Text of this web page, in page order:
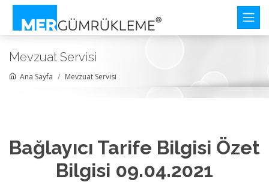
Mevzuat Servisi
Ana Sayfa Mevzuat Servisi
Bağlayıcı Tarife Bilgisi Özet
Bilgisi 09.04.2021